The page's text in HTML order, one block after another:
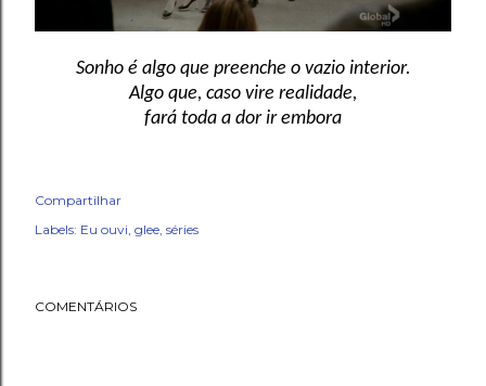
Sonho é algo que preenche o vazio interior.
Algo que, caso vire realidade,
fará toda a dor ir embora
Compartilhar
Labels: Eu ouvi glee séries
COMENTÁRIOS